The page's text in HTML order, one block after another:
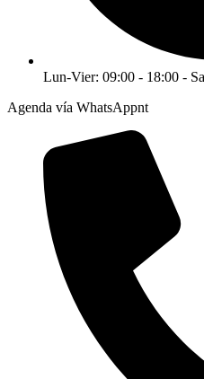
Lun-Vier: 09:00 - 18:00 -
Agenda vía WhatsAppnt